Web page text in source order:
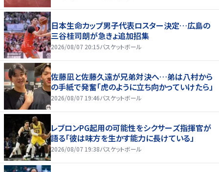
日本生命カップ男子代表ロスター決定…広島の
三谷桂司朗が急きょ追加招集
2026/08/07 20:15バスケットボール
佐藤凪と佐藤久遠が兄弟対決へ…弟は八村から
の手紙で発奮「虎のように立ち向かっていけたら」
2026/08/07 19:46バスケットボール
レブロンPG起用の可能性をシクサーズ指揮官が
語る「彼は味方を生かす能力に長けている」
2026/08/07 19:38バスケットボール